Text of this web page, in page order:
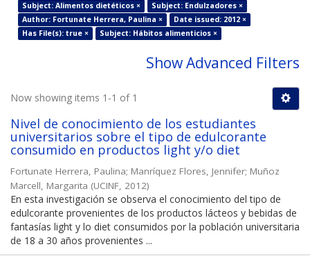
Subject: Alimentos dietéticos ×
Subject: Endulzadores ×
Author: Fortunate Herrera, Paulina ×
Date issued: 2012 ×
Has File(s): true ×
Subject: Hábitos alimenticios ×
Show Advanced Filters
Now showing items 1-1 of 1
Nivel de conocimiento de los estudiantes
universitarios sobre el tipo de edulcorante
consumido en productos light y/o diet
Fortunate Herrera, Paulina; Manríquez Flores, Jennifer; Muñoz
Marcell, Margarita (UCINF, 2012)
En esta investigación se observa el conocimiento del tipo de
edulcorante provenientes de los productos lácteos y bebidas de
fantasías light y lo diet consumidos por la población universitaria
de 18 a 30 años provenientes ...